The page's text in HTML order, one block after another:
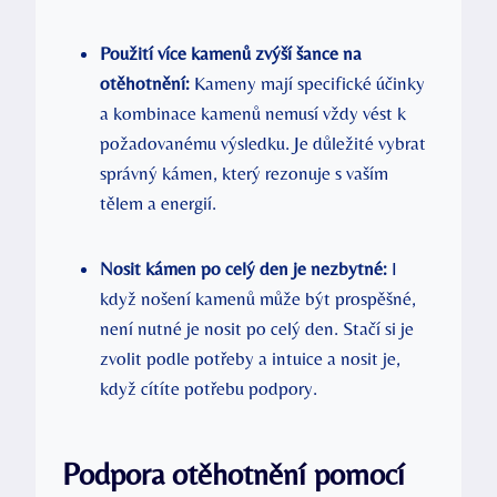
Použití více kamenů zvýší šance na
otěhotnění: Kameny mají specifické účinky
a kombinace kamenů nemusí vždy vést k
požadovanému výsledku. Je důležité vybrat
správný kámen, který rezonuje s vaším
tělem a energií.
Nosit kámen po celý den je nezbytné: I
když nošení kamenů může být prospěšné,
není nutné je nosit po celý den. Stačí si je
zvolit podle potřeby a intuice a nosit je,
když cítíte potřebu podpory.
Podpora otěhotnění pomocí